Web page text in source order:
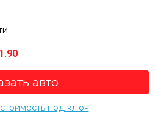
авто
под ключ